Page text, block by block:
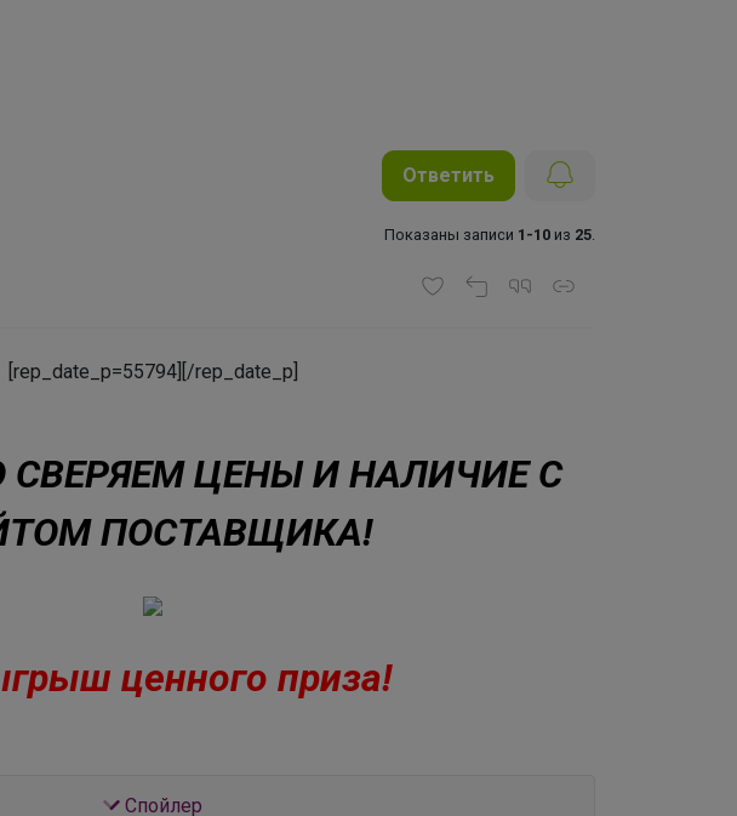
Ответить
Показаны записи 1-10 из 25.
[rep_date_p=55794][/rep_date_p]
СВЕРЯЕМ ЦЕНЫ И НАЛИЧИЕ С
ПОСТАВЩИКА!
ценного приза!
Cпойлер